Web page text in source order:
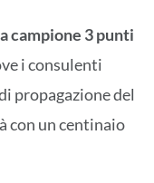
campione 3 punti
i consulenti
propagazione del
con un centinaio